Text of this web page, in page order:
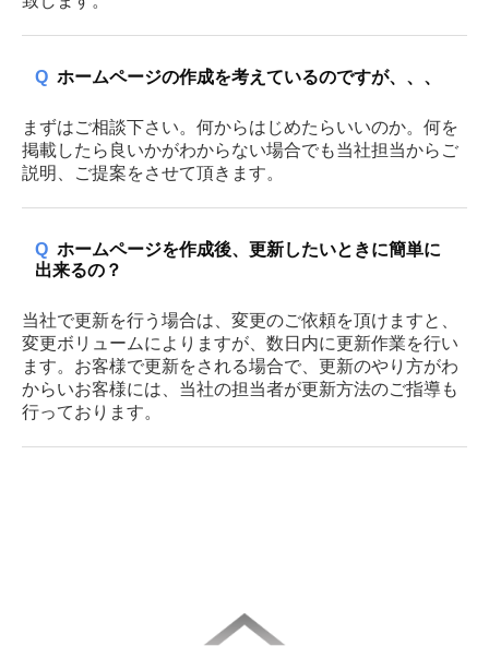
Q ホームページの作成を考えているのですが、、、
まずはご相談下さい。何からはじめたらいいのか。何を
掲載したら良いかがわからない場合でも当社担当からご
説明、ご提案をさせて頂きます。
Q ホームページを作成後、更新したいときに簡単に
出来るの？
当社で更新を行う場合は、変更のご依頼を頂けますと、
変更ボリュームによりますが、数日内に更新作業を行い
ます。お客様で更新をされる場合で、更新のやり方がわ
からいお客様には、当社の担当者が更新方法のご指導も
行っております。